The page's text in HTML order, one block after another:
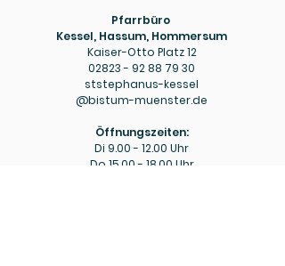
Pfarrbüro
Kessel, Hassum, Hommersum
Kaiser-Otto Platz 12
02823 - 92 88 79 30
ststephanus-kessel
@bistum-muenster.de
Öffnungszeiten:
Di 9.00 - 12.00 Uhr
Do 15.00 - 18.00 Uhr